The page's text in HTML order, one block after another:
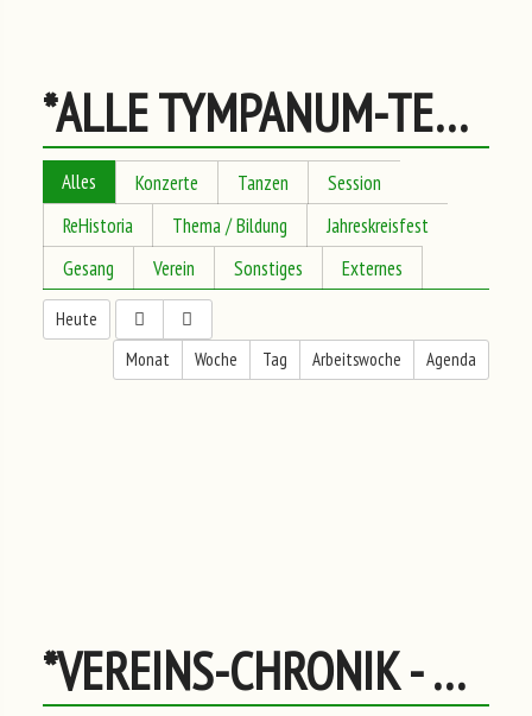
*ALLE TYMPANUM-TERMINE
Alles Konzerte Tanzen
Session
ReHistoria
Thema / Bildung
Jahreskreisfest
Gesang
Verein Sonstiges Externes
Heute
Monat
Woche Tag Arbeitswoche Agenda
*VEREINS-CHRONIK - Neuestes Geschehen